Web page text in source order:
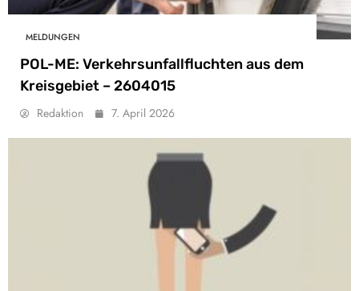
MELDUNGEN
POL-ME: Verkehrsunfallfluchten aus dem
Kreisgebiet – 2604015
Redaktion 7. April 2026